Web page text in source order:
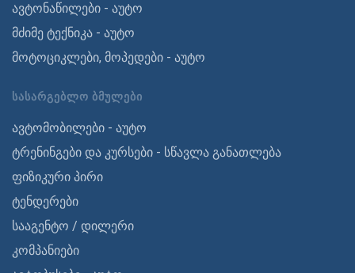
ავტონაწილები - აუტო
მძიმე ტექნიკა - აუტო
მოტოციკლები, მოპედები - აუტო
ᲡᲐᲡᲐᲠᲒᲔᲑᲚᲝ ᲑᲛᲣᲚᲔᲑᲘ
ავტომობილები - აუტო
ტრენინგები და კურსები - სწავლა განათლება
ფიზიკური პირი
ტენდერები
სააგენტო / დილერი
კომპანიები